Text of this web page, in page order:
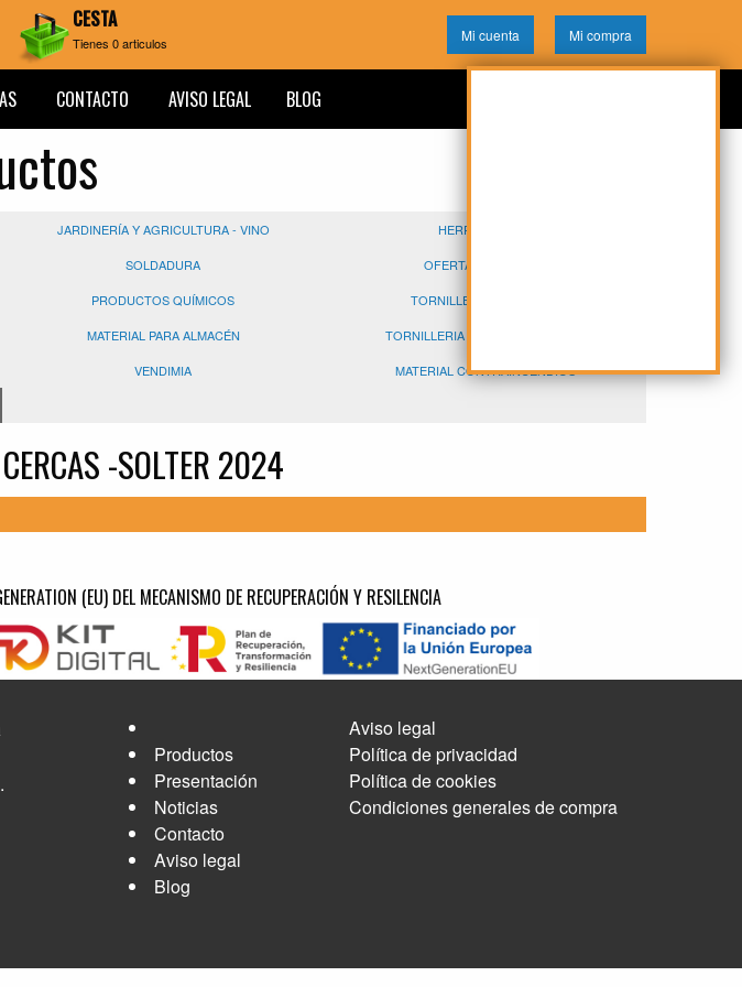
CESTA
Tienes 0articulos Mi cuenta Mi compra
CONTACTO AVISO LEGAL BLOG
JARDINERÍA Y AGRICULTURA - VINO
HERRAMIENTAS
SOLDADURA
OFERTAS PODA 2025
PRODUCTOS QUÍMICOS
TORNILLERIA Y FIJACIÓN
MATERIAL PARA ALMACÉN
TORNILLERIA ACERO INOXIDABLE
VENDIMIA
MATERIAL CONTRAINCENDIOS
-SOLTER 2024
(EU) DEL MECANISMO DE RECUPERACIÓN Y RESILENCIA
Productos
Presentación
Noticias
Contacto
Aviso legal
Blog
Aviso legal
Política de privacidad
Política de cookies
Condiciones generales de compra